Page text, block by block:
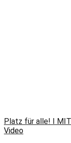
Platz für alle! I MIT
Video